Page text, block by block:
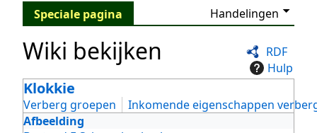
Speciale pagina Handelingen
RDF
Hulp
Wiki bekijken
Klokkie
Verberg groepen
Inkomende eigenschappen
Afbeelding